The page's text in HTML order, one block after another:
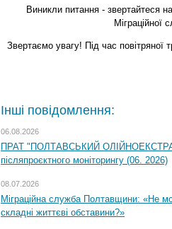
Виникли питання - звертайтеся
Міграційної
Звертаємо увагу! Під час повітряної
Інші повідомлення:
06.08.2026
ПРАТ "ПОЛТАВСЬКИЙ
післяпроєктного моніторингу (06. 2026)
08.07.2026
Міграційна служба Полтавщини: «Не
складні життєві обставини?»